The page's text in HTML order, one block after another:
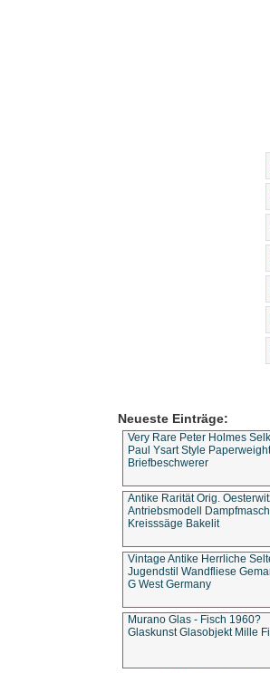
Neueste Einträge:
Very Rare Peter Holmes
Paul Ysart Style
Briefbeschwerer
Antike Rarität Orig.
Antriebsmodell
Kreisssäge Bakelit
Vintage Antike Herrliche
Jugendstil Wandfliese
G West Germany
Murano Glas - Fisch 1960?
Glaskunst Glasobjekt Mille